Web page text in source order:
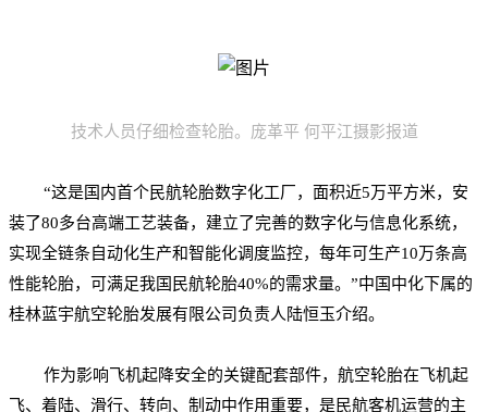
技术人员仔细检查轮胎。庞革平 何平江摄影报道
“这是国内首个民航轮胎数字化工厂，面积近5万平方米，安
装了80多台高端工艺装备，建立了完善的数字化与信息化系统，
实现全链条自动化生产和智能化调度监控，每年可生产10万条高
性能轮胎，可满足我国民航轮胎40%的需求量。”中国中化下属的
桂林蓝宇航空轮胎发展有限公司负责人陆恒玉介绍。
作为影响飞机起降安全的关键配套部件，航空轮胎在飞机起
飞、着陆、滑行、转向、制动中作用重要，是民航客机运营的主